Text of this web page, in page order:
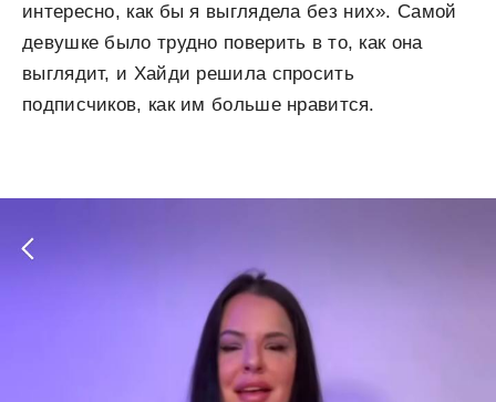
интересно, как бы я выглядела без них». Самой
девушке было трудно поверить в то, как она
выглядит, и Хайди решила спросить
подписчиков, как им больше нравится.